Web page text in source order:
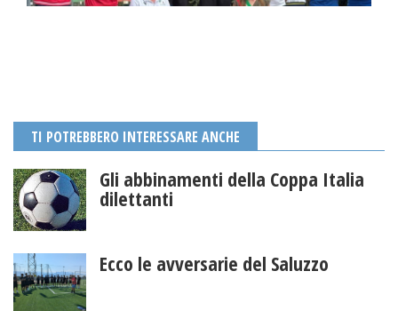
TI POTREBBERO INTERESSARE ANCHE
Gli abbinamenti della Coppa Italia
dilettanti
Ecco le avversarie del Saluzzo